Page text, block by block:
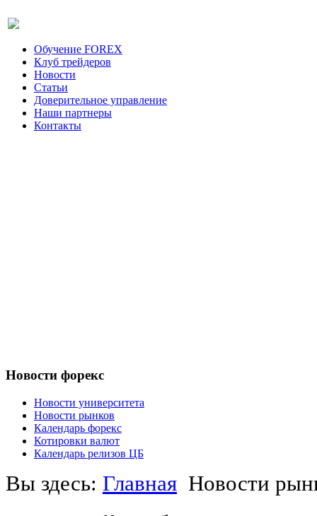
Обучение FOREX
Клуб трейдеров
Новости
Статьи
Доверительное управление
Наши партнеры
Контакты
Новости форекс
Новости университета
Новости рынков
Календарь форекс
Котировки валют
Календарь релизов ЦБ
Вы здесь: Главная Новости